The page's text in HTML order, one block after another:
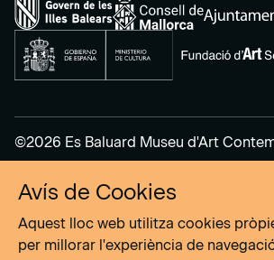
©2026 Es Baluard Museu d'Art
Avís legal
Política de privacitat
Política de cookies
Avís de Cookies
Aquest lloc web utilitza cookies
per millorar l'experiència de